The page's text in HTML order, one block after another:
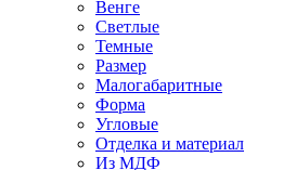
Венге
Светлые
Темные
Размер
Малогабаритные
Форма
Угловые
Отделка и материал
Из МДФ